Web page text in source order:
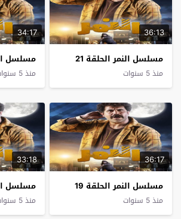
36:13
مسلسل النمر الحلقة 21
منذ 5 سنوات
34:17
مسلسل
منذ 5 سنوات
36:17
مسلسل النمر الحلقة 19
منذ 5 سنوات
33:18
مسلسل
منذ 5 سنوات